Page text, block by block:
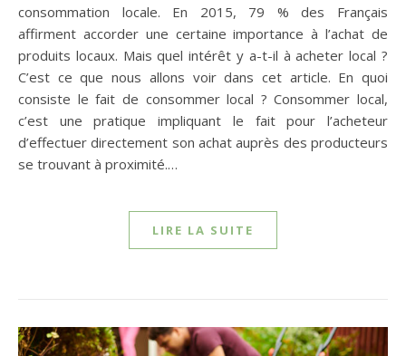
consommation locale. En 2015, 79 % des Français
affirment accorder une certaine importance à l’achat de
produits locaux. Mais quel intérêt y a-t-il à acheter local ?
C’est ce que nous allons voir dans cet article. En quoi
consiste le fait de consommer local ? Consommer local,
c’est une pratique impliquant le fait pour l’acheteur
d’effectuer directement son achat auprès des producteurs
se trouvant à proximité.…
LIRE LA SUITE